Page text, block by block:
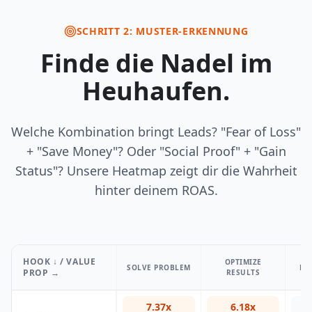
SCHRITT 2: MUSTER-ERKENNUNG
Finde die Nadel im
Heuhaufen.
Welche Kombination bringt Leads? "Fear of Loss"
+ "Save Money"? Oder "Social Proof" + "Gain
Status"? Unsere Heatmap zeigt dir die Wahrheit
hinter deinem ROAS.
HOOK ↓ / VALUE
PROP →
SOLVE PROBLEM
OPTIMIZE
RESULTS
7.37x 6.18x